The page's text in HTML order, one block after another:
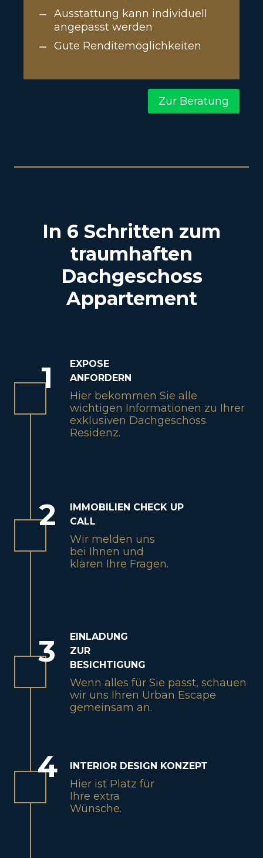
Ausstattung kann individuell
angepasst werden
Gute Renditemöglichkeiten
Zur Beratung
In 6 Schritten zum
traumhaften
Dachgeschoss
Appartement
EXPOSE
ANFORDERN
Hier bekommen Sie alle
wichtigen Informationen zu Ihrer
exklusiven Dachgeschoss
Residenz.
1
2
IMMOBILIEN CHECK UP
CALL
Wir melden uns
bei Ihnen und
klären Ihre Fragen.
EINLADUNG
ZUR
BESICHTIGUNG
Wenn alles für Sie passt, schauen
wir uns Ihren Urban Escape
gemeinsam an.
3
4 INTERIOR DESIGN KONZEPT
Hier ist Platz für
Ihre extra
Wünsche.